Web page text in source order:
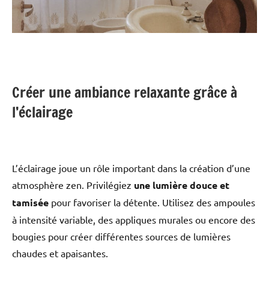
Créer une ambiance relaxante grâce à
l’éclairage
L’éclairage joue un rôle important dans la création d’une
atmosphère zen. Privilégiez une lumière douce et
tamisée pour favoriser la détente. Utilisez des ampoules
à intensité variable, des appliques murales ou encore des
bougies pour créer différentes sources de lumières
chaudes et apaisantes.